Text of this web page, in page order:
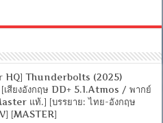
HQ] Thunderbolts (2025)
[เสียงอังกฤษ DD+ 5.1.Atmos / พากย์
แท้.] [บรรยาย: ไทย-อังกฤษ
[MASTER]